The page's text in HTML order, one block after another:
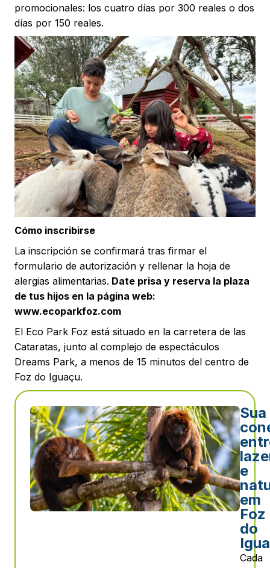
promocionales: los cuatro días por 300 reales o dos
días por 150 reales.
Cómo inscribirse
La inscripción se confirmará tras firmar el
formulario de autorización y rellenar la hoja de
alergias alimentarias. Date prisa y reserva la plaza
de tus hijos en la página web:
www.ecoparkfoz.com
El Eco Park Foz está situado en la carretera de las
Cataratas, junto al complejo de espectáculos
Dreams Park, a menos de 15 minutos del centro de
Foz do Iguaçu.
Sua
e
em
Foz
do
Cada